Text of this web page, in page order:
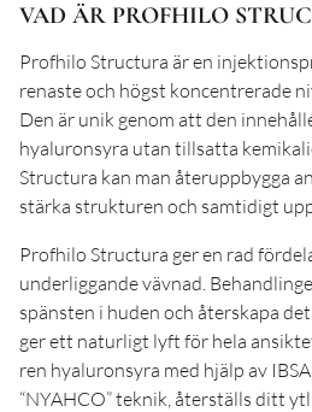
VAD ÄR PROFHILO
Profhilo Structura är en
renaste och högst koncentrerade
Den är unik genom att den
hyaluronsyra utan tillsatta
Structura kan man återuppbygga
stärka strukturen och samtidigt
Profhilo Structura ger en rad
underliggande vävnad.
spänsten i huden och återskapa
ger ett naturligt lyft för hela
ren hyaluronsyra med hjälp av
“NYAHCO” teknik, återställs ditt